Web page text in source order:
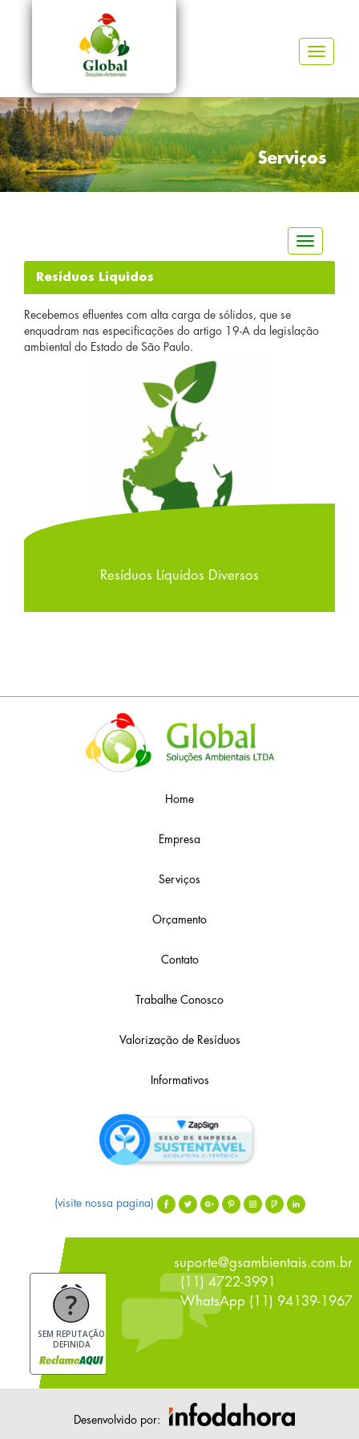
Toggle
Home
Empresa
Serviços
Valorização de Resíduos
Serviços
Toggle
Resíduos Líquidos
Recebemos efluentes com alta carga de sólidos, que se
enquadram nas especificações do artigo 19-A da legislação
ambiental do Estado de São Paulo.
Resíduos Líquidos Diversos
Home
Empresa
Serviços
Orçamento
Contato
Trabalhe Conosco
Valorização de Resíduos
Informativos
(visite nossa pagina)
suporte@gsambientais.com.br
(11) 4722-3991
WhatsApp (11) 94139-1967
SEM REPUTAÇÃO
DEFINIDA
Desenvolvido por: